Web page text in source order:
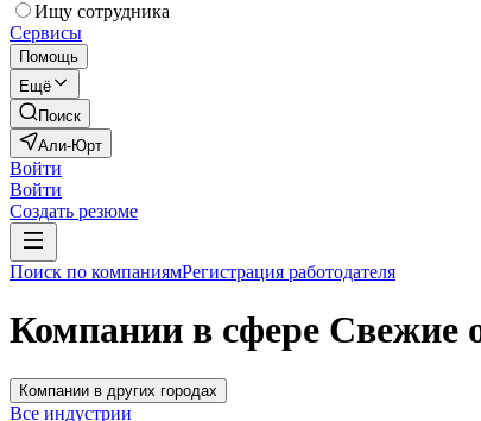
Ищу сотрудника
Сервисы
Помощь
Ещё
Поиск
Али-Юрт
Войти
Войти
Создать резюме
Поиск по компаниямРегистрация работодателя
Компании в сфере Свежие
Компании в других городах
Все индустрии